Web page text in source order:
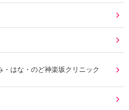
はな・のど神楽坂クリニック